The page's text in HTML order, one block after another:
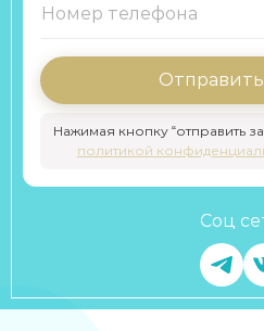
Отправить
Нажимая кнопку “отправить
политикой
Соц